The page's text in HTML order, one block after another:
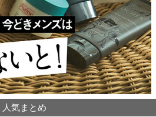
人気まとめ